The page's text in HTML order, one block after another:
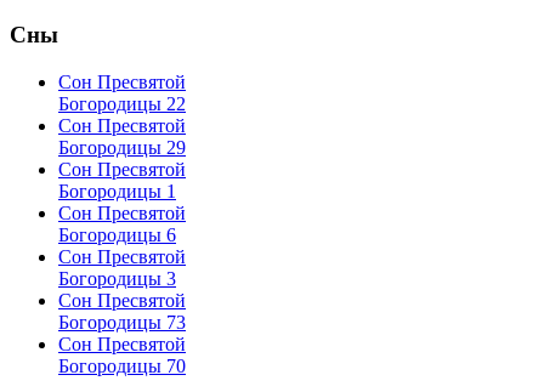
Сны
Сон Пресвятой
Богородицы 22
Сон Пресвятой
Богородицы 29
Сон Пресвятой
Богородицы 1
Сон Пресвятой
Богородицы 6
Сон Пресвятой
Богородицы 3
Сон Пресвятой
Богородицы 73
Сон Пресвятой
Богородицы 70